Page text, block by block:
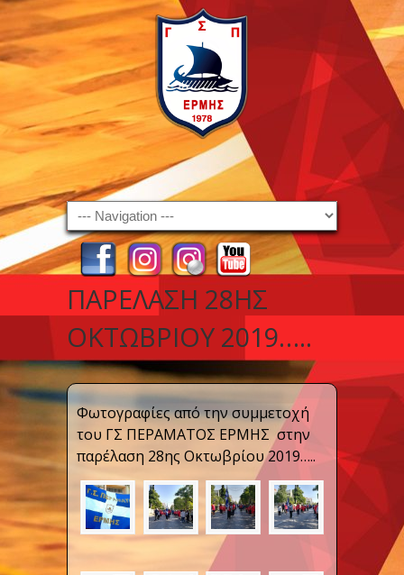
Navigation
ΠΑΡΈΛΑΣΗ 28ΗΣ
ΟΚΤΩΒΡΊΟΥ 2019…..
Φωτογραφίες από την συμμετοχή
του ΓΣ ΠΕΡΑΜΑΤΟΣ ΕΡΜΗΣ στην
παρέλαση 28ης Οκτωβρίου 2019…..